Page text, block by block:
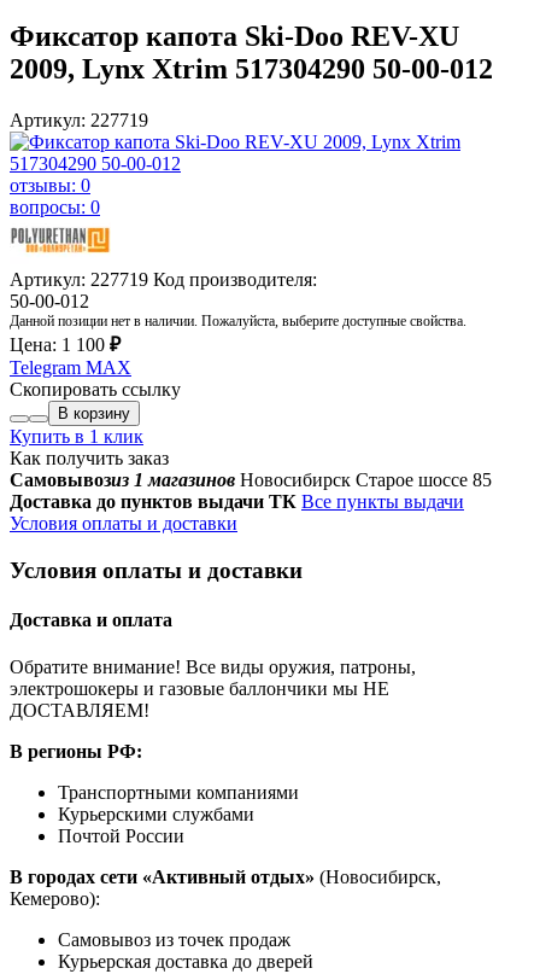
Фиксатор капота Ski-Doo REV-XU
2009, Lynx Xtrim 517304290 50-00-012
Артикул: 227719
отзывы: 0
вопросы: 0
Артикул: 227719 Код производителя:
50-00-012
Данной позиции нет в наличии. Пожалуйста, выберите доступные свойства.
Цена: 1 100 ₽
Telegram MAX
Скопировать ссылку
В корзину
Купить в 1 клик
Как получить заказ
Самовывозиз 1 магазинов Новосибирск Старое шоссе 85
Доставка до пунктов выдачи ТК Все пункты выдачи
Условия оплаты и доставки
Условия оплаты и доставки
Доставка и оплата
Обратите внимание! Все виды оружия, патроны,
электрошокеры и газовые баллончики мы НЕ
ДОСТАВЛЯЕМ!
В регионы РФ:
Транспортными компаниями
Курьерскими службами
Почтой России
В городах сети «Активный отдых» (Новосибирск,
Кемерово):
Самовывоз из точек продаж
Курьерская доставка до дверей